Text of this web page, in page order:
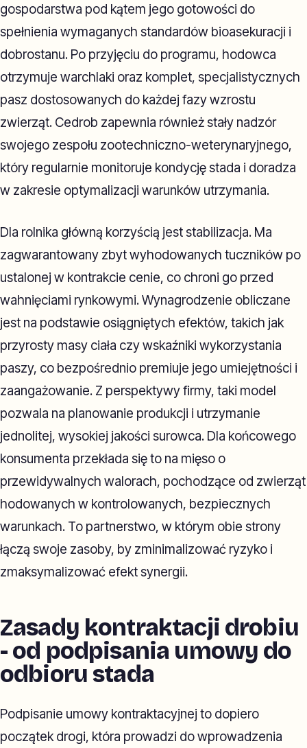
gospodarstwa pod kątem jego gotowości do
spełnienia wymaganych standardów bioasekuracji i
dobrostanu. Po przyjęciu do programu, hodowca
otrzymuje warchlaki oraz komplet, specjalistycznych
pasz dostosowanych do każdej fazy wzrostu
zwierząt. Cedrob zapewnia również stały nadzór
swojego zespołu zootechniczno-weterynaryjnego,
który regularnie monitoruje kondycję stada i doradza
w zakresie optymalizacji warunków utrzymania.
Dla rolnika główną korzyścią jest stabilizacja. Ma
zagwarantowany zbyt wyhodowanych tuczników po
ustalonej w kontrakcie cenie, co chroni go przed
wahnięciami rynkowymi. Wynagrodzenie obliczane
jest na podstawie osiągniętych efektów, takich jak
przyrosty masy ciała czy wskaźniki wykorzystania
paszy, co bezpośrednio premiuje jego umiejętności i
zaangażowanie. Z perspektywy firmy, taki model
pozwala na planowanie produkcji i utrzymanie
jednolitej, wysokiej jakości surowca. Dla końcowego
konsumenta przekłada się to na mięso o
przewidywalnych walorach, pochodzące od zwierząt
hodowanych w kontrolowanych, bezpiecznych
warunkach. To partnerstwo, w którym obie strony
łączą swoje zasoby, by zminimalizować ryzyko i
zmaksymalizować efekt synergii.
Zasady kontraktacji drobiu
- od podpisania umowy do
odbioru stada
Podpisanie umowy kontraktacyjnej to dopiero
początek drogi, która prowadzi do wprowadzenia